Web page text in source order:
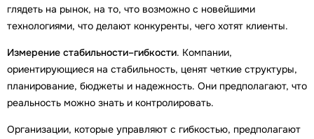
глядеть на рынок, на то, что возможно с новейшими
технологиями, что делают конкуренты, чего хотят клиенты.
Измерение стабильности–гибкости. Компании,
ориентирующиеся на стабильность, ценят четкие структуры,
планирование, бюджеты и надежность. Они предполагают, что
реальность можно знать и контролировать.
Организации, которые управляют с гибкостью, предполагают